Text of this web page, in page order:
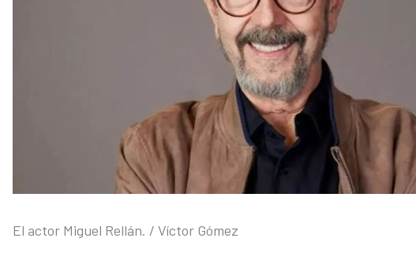
El actor Miguel Rellán. / Víctor Gómez